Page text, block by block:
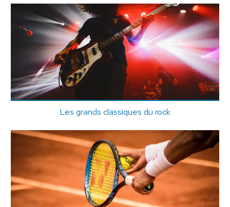
Les grands classiques du rock